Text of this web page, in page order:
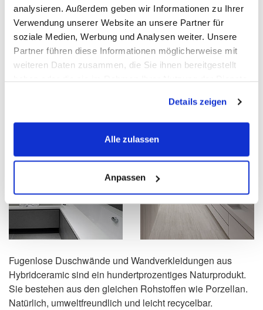
analysieren. Außerdem geben wir Informationen zu Ihrer
Verwendung unserer Website an unsere Partner für
soziale Medien, Werbung und Analysen weiter. Unsere
Partner führen diese Informationen möglicherweise mit
weiteren Daten zusammen, die Sie ihnen bereitgestellt
Details zeigen
Alle zulassen
Anpassen
Fugenlose Duschwände und Wandverkleidungen aus
Hybridceramic sind ein hundertprozentiges Naturprodukt.
Sie bestehen aus den gleichen Rohstoffen wie Porzellan.
Natürlich, umweltfreundlich und leicht recycelbar.